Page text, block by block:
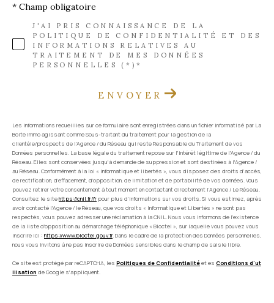
J'AI PRIS CONNAISSANCE DE LA
POLITIQUE DE CONFIDENTIALITÉ ET DES
INFORMATIONS RELATIVES AU
TRAITEMENT DE MES DONNÉES
PERSONNELLES (*)*
* Champ obligatoire
ENVOYER
Les informations recueillies sur ce formulaire sont enregistrées dans un fichier informatisé par La
Boite Immo agissant comme Sous-traitant du traitement pour la gestion de la
clientèle/prospects de l'Agence / du Réseau qui reste Responsable du Traitement de vos
Données personnelles. La base légale du traitement repose sur l'intérêt légitime de l'Agence / du
Réseau. Elles sont conservées jusqu'à demande de suppression et sont destinées à l'Agence /
au Réseau. Conformément à la loi « informatique et libertés », vous disposez des droits d’accès,
de rectification, d’effacement, d’opposition, de limitation et de portabilité de vos données. Vous
pouvez retirer votre consentement à tout moment en contactant directement l’Agence / Le Réseau.
Consultez le sitehttps://cnil.fr/fr pour plus d’informations sur vos droits. Si vous estimez, après
avoir contacté l'Agence / le Réseau, que vos droits « Informatique et Libertés » ne sont pas
respectés, vous pouvez adresser une réclamation à la CNIL. Nous vous informons de l’existence
de la liste d'opposition au démarchage téléphonique « Bloctel », sur laquelle vous pouvez vous
inscrire ici : https://www.bloctel.gouv.fr. Dans le cadre de la protection des Données personnelles,
nous vous invitons à ne pas inscrire de Données sensibles dans le champ de saisie libre.
Ce site est protégé par reCAPTCHA, les Politiques de Confidentialitéet es Conditions d'ut
ilisation de Google s'appliquent.